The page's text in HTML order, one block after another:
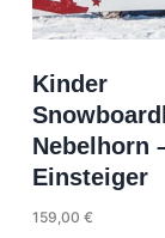
Kinder
Nebelhorn
Einsteiger
159,00 €